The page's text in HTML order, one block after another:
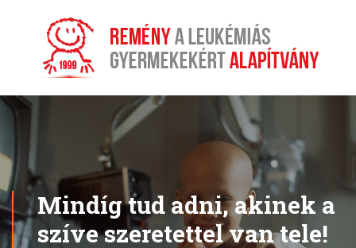
Mindíg tud adni, akinek a
szíve szeretettel van tele!